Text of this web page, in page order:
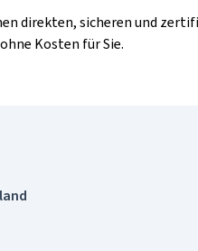
direkten, sicheren und
Kosten für Sie.